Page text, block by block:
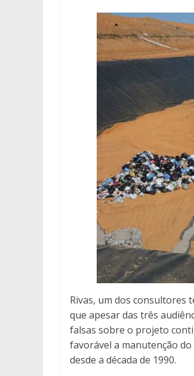
Rivas, um dos consultores
que apesar das três
falsas sobre o projeto
favorável a manutenção
desde a década de 1990.